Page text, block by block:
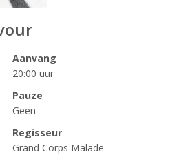
Aanvang
20:00 uur
Pauze
Geen
Regisseur
Grand Corps Malade